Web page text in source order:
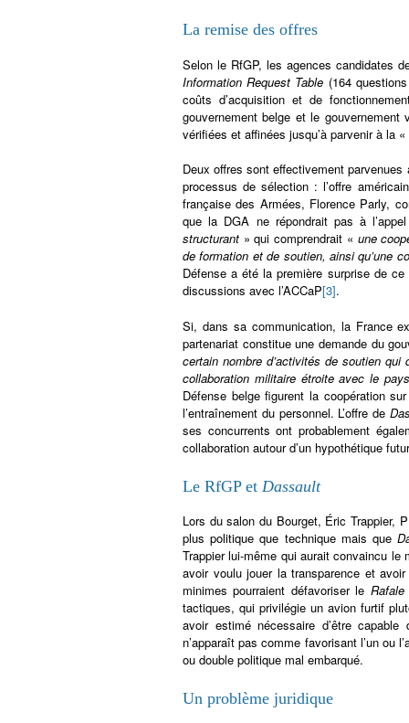
La remise des offres
Selon le RfGP, les agences candidates
Information Request Table (164
coûts d’acquisition et de
gouvernement belge et le
vérifiées et affinées jusqu’à parvenir à la «
Deux offres sont effectivement parvenues
processus de sélection : l’offre
française des Armées, Florence Parly,
que la DGA ne répondrait pas à
structurant » qui comprendrait « une coop
de formation et de soutien, ainsi qu’une
Défense a été la première surprise de
discussions avec l’ACCaP[3].
Si, dans sa communication, la France
partenariat constitue une demande du
certain nombre d’activités de soutien
collaboration militaire étroite avec le
Défense belge figurent la coopération
l’entraînement du personnel. L’offre de
ses concurrents ont probablement
collaboration autour d’un hypothétique
Le RfGP et Dassault
Lors du salon du Bourget, Éric Trappier,
plus politique que technique mais que
Trappier lui-même qui aurait convaincu
avoir voulu jouer la transparence et
minimes pourraient défavoriser le Rafale
tactiques, qui privilégie un avion furtif
avoir estimé nécessaire d’être
n’apparaît pas comme favorisant l’un ou
ou double politique mal embarqué.
Un problème juridique